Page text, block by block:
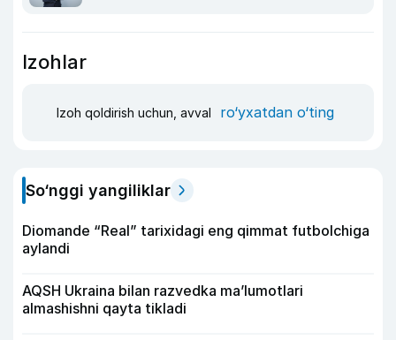
Izohlar
Izoh qoldirish uchun, avval ro‘yxatdan o‘ting
So‘nggi yangiliklar
Diomande “Real” tarixidagi eng qimmat futbolchiga
aylandi
AQSH Ukraina bilan razvedka ma’lumotlari
almashishni qayta tikladi